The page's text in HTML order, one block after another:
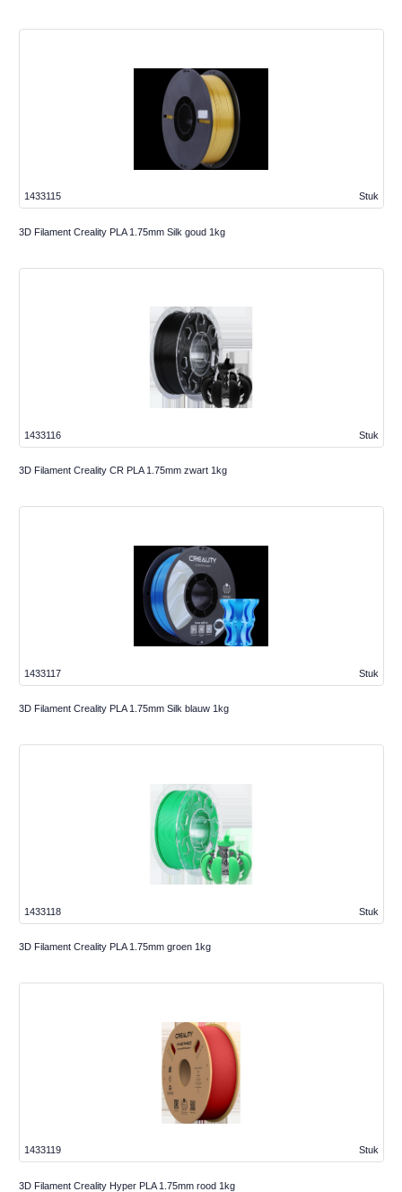
Stuk
1433115
3D Filament Creality PLA 1.75mm Silk goud 1kg
Stuk
1433116
3D Filament Creality CR PLA 1.75mm zwart 1kg
Stuk
1433117
3D Filament Creality PLA 1.75mm Silk blauw 1kg
Stuk
1433118
3D Filament Creality PLA 1.75mm groen 1kg
Stuk
1433119
3D Filament Creality Hyper PLA 1.75mm rood 1kg